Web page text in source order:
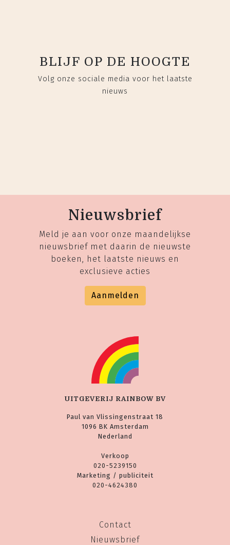
BLIJF OP DE HOOGTE
Volg onze sociale media voor het laatste
nieuws
Nieuwsbrief
Meld je aan voor onze maandelijkse
nieuwsbrief met daarin de nieuwste
boeken, het laatste nieuws en
exclusieve acties
Aanmelden
UITGEVERIJ RAINBOW BV
Paul van Vlissingenstraat 18
1096 BK Amsterdam
Nederland
Verkoop
020-5239150
Marketing / publiciteit
020-4624380
Contact
Nieuwsbrief